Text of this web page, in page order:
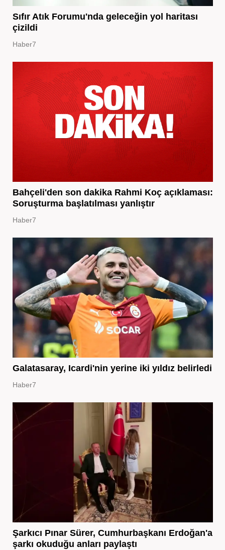
Sıfır Atık Forumu'nda geleceğin yol haritası
çizildi
Haber7
Bahçeli'den son dakika Rahmi Koç açıklaması:
Soruşturma başlatılması yanlıştır
Haber7
Galatasaray, Icardi'nin yerine iki yıldız belirledi
Haber7
Şarkıcı Pınar Sürer, Cumhurbaşkanı Erdoğan'a
şarkı okuduğu anları paylaştı